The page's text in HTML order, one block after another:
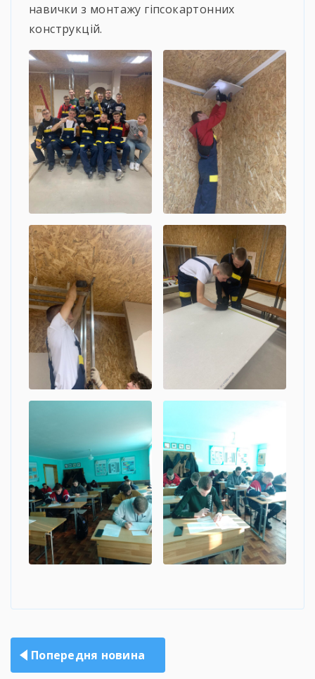
навички з монтажу гіпсокартонних
конструкцій.
Навігація
Попередня новина